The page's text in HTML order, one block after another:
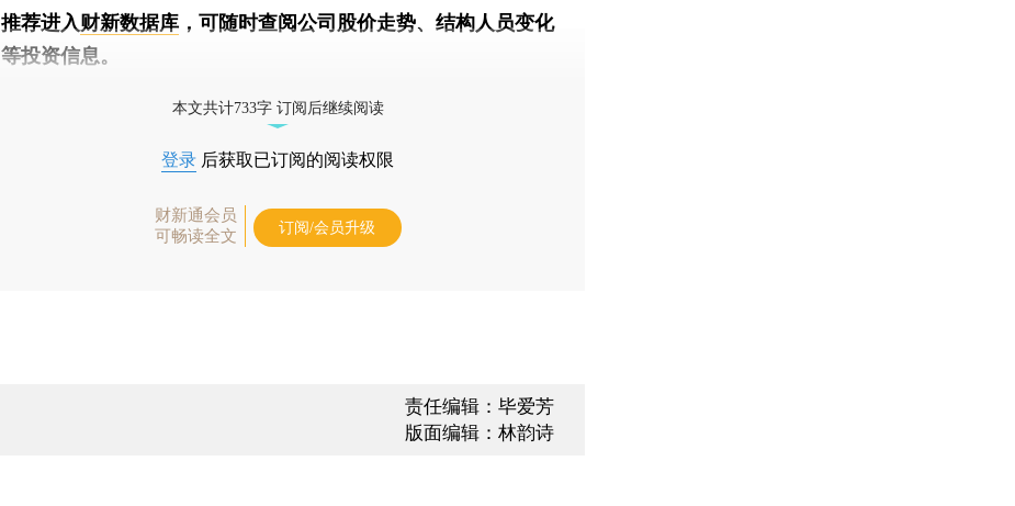
推荐进入财新数据库 ，可随时查阅公司股价走势、结构人员变化
等投资信息。
本文共计733字 订阅后继续阅读
登录 后获取已订阅的阅读权限
财新通会员
可畅读全文
订阅/会员升级
责任编辑：毕爱芳
版面编辑：林韵诗